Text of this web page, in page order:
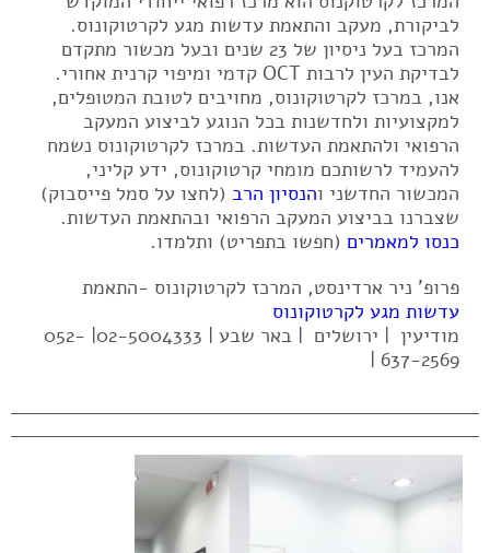
לביקורת, מעקב והתאמת עדשות מגע לקרטוקונוס.
המרכז בעל ניסיון של 23 שנים ובעל מכשור מתקדם
לבדיקת העין לרבות OCT קדמי ומיפוי קרנית אחורי.
אנו, במרכז לקרטוקונוס, מחויבים לטובת המטופלים,
למקצועיות ולחדשנות בכל הנוגע לביצוע המעקב
הרפואי ולהתאמת העדשות. במרכז לקרטוקונוס נשמח
להעמיד לרשותכם מומחי קרטוקונוס, ידע קליני,
המכשור החדשני והנסיון הרב (לחצו על סמל פייסבוק)
שצברנו בביצוע המעקב הרפואי ובהתאמת העדשות.
כנסו למאמרים (חפשו בתפריט) ותלמדו.
פרופ' ניר ארדינסט, המרכז לקרטוקונוס -התאמת
עדשות מגע לקרטוקונוס
מודיעין | ירושלים | באר שבע | 02-5004333| 052-
637-2569 |